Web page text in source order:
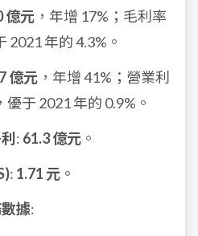
億元 ，年增 17%；毛利率
2021 年的 4.3%。
億元 ，年增 41%；營業利
優于 2021 年的 0.9%。
: 61.3 億元 。
: 1.71 元 。
據: